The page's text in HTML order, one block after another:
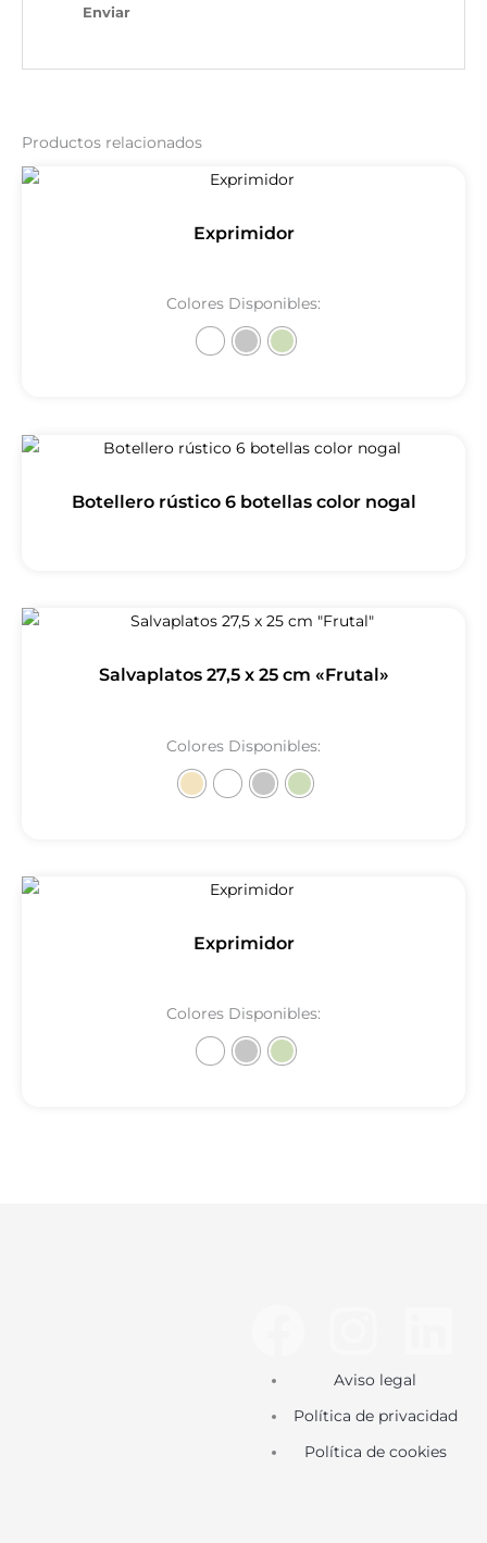
Productos relacionados
Exprimidor
Colores Disponibles:
Botellero rústico 6 botellas color nogal
Salvaplatos 27,5 x 25 cm «Frutal»
Colores Disponibles:
Exprimidor
Colores Disponibles:
c
n
s
n
Aviso legal
Política de privacidad
Política de cookies